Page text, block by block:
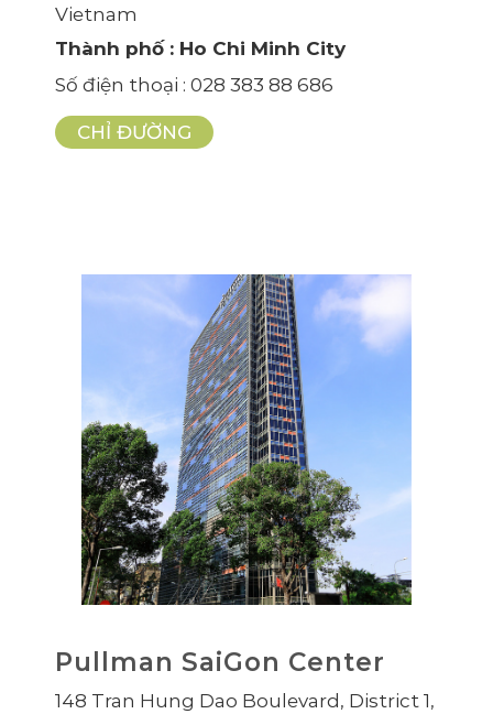
Vietnam
Thành phố: Ho Chi Minh City
Số điện thoại : 028 383 88 686
CHỈ ĐƯỜNG
Pullman SaiGon Center
148 Tran Hung Dao Boulevard, District 1,